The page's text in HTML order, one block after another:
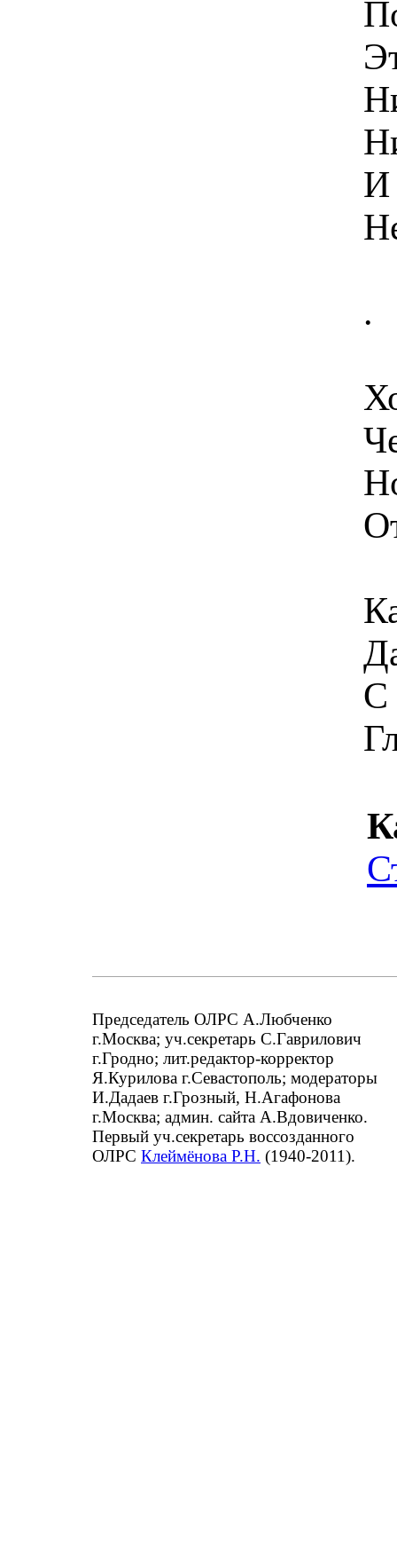
И
.
С
Председатель ОЛРС А.Любченко
г.Москва; уч.секретарь С.Гаврилович
г.Гродно; лит.редактор-корректор
Я.Курилова г.Севастополь; модераторы
И.Дадаев г.Грозный, Н.Агафонова
г.Москва; админ. сайта А.Вдовиченко.
Первый уч.секретарь воссозданного
ОЛРС Клеймёнова Р.Н. (1940-2011).